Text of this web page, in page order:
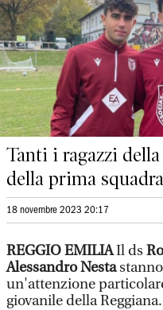
Tanti i ragazzi
della prima squadra
18 novembre 2023 20:17
REGGIO EMILIAIl ds
Alessandro Nesta
un'attenzione
giovanile della Reggiana.